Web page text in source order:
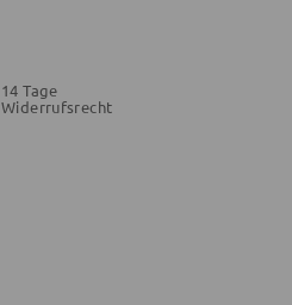
14 Tage
Widerrufsrecht